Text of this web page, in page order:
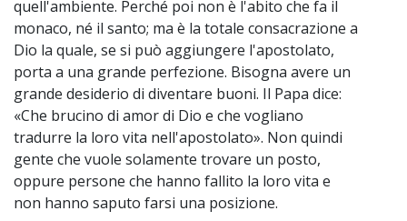
quell'ambiente. Perché poi non è l'abito che fa il
monaco, né il santo; ma è la totale consacrazione a
Dio la quale, se si può aggiungere l'apostolato,
porta a una grande perfezione. Bisogna avere un
grande desiderio di diventare buoni. Il Papa dice:
«Che brucino di amor di Dio e che vogliano
tradurre la loro vita nell'apostolato». Non quindi
gente che vuole solamente trovare un posto,
oppure persone che hanno fallito la loro vita e
non hanno saputo farsi una posizione.